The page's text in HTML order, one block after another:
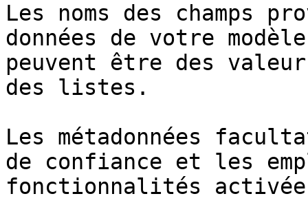
Les noms des champs
données de votre
peuvent être des
des listes.
Les métadonnées
de confiance et les
fonctionnalités